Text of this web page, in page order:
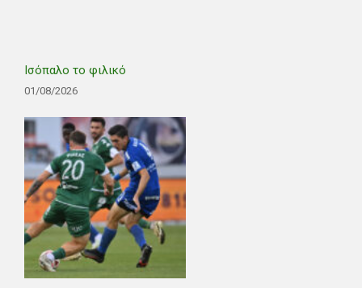
Ισόπαλο το φιλικό
01/08/2026